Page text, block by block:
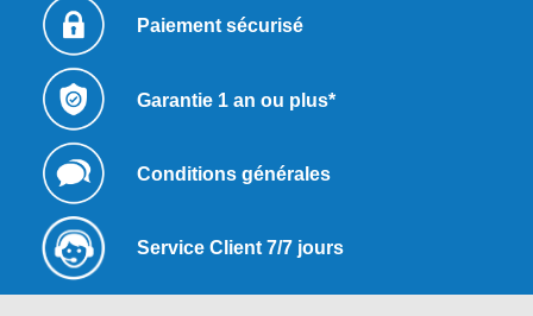
Paiement sécurisé
Garantie 1 an ou plus*
Conditions générales
Service Client 7/7 jours